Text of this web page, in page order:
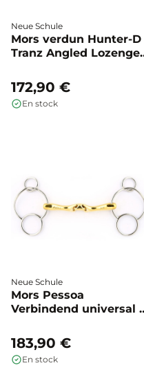
Neue Schule
Mors verdun Hunter-D
Tranz Angled Lozenge
Schule
172,90 €
En stock
Neue Schule
Mors Pessoa
Verbindend universal -
183,90 €
En stock